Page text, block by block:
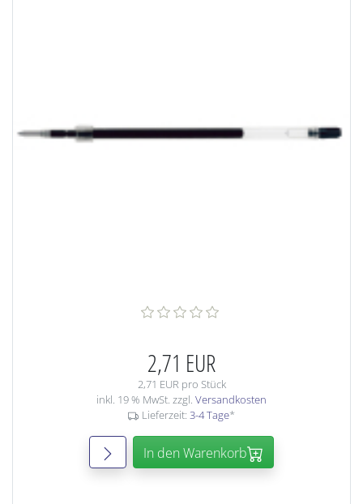
2,71 EUR
2,71 EUR pro Stück
inkl. 19 % MwSt. zzgl. Versandkosten
Lieferzeit: 3-4 Tage*
In den Warenkorb